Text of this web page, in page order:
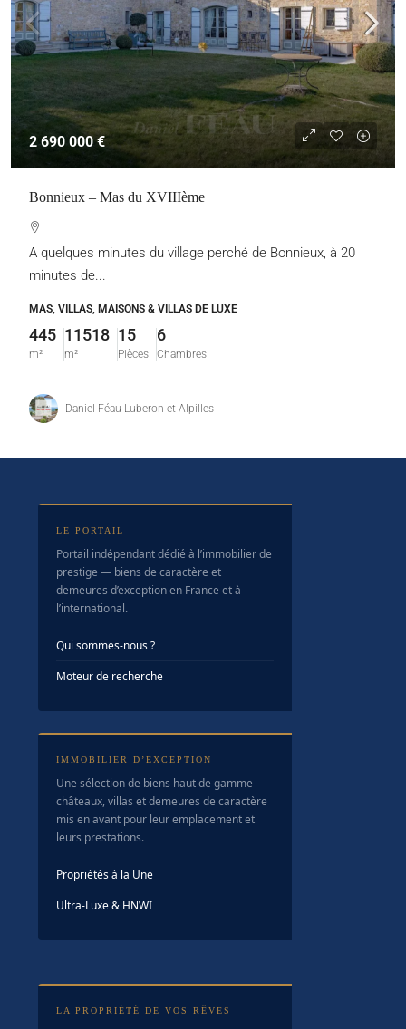
2 690 000 €
Bonnieux – Mas du XVIIIème
A quelques minutes du village perché de Bonnieux, à 20
minutes de...
MAS, VILLAS, MAISONS & VILLAS DE LUXE
445
m²
11518
m²
15
Pièces
6
Chambres
Daniel Féau Luberon et Alpilles
LE PORTAIL
Portail indépendant dédié à l’immobilier de
prestige — biens de caractère et
demeures d’exception en France et à
l’international.
Qui sommes-nous ?
Moteur de recherche
IMMOBILIER D’EXCEPTION
Une sélection de biens haut de gamme —
châteaux, villas et demeures de caractère
mis en avant pour leur emplacement et
leurs prestations.
Propriétés à la Une
Ultra-Luxe & HNWI
LA PROPRIÉTÉ DE VOS RÊVES